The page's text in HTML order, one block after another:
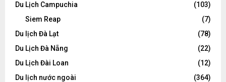
Du Lịch Campuchia
(103)
Siem Reap
(7)
Du lịch Đà Lạt
(78)
Du Lịch Đà Nẵng
(22)
Du Lịch Đài Loan
(12)
Du lịch nước ngoài
(364)